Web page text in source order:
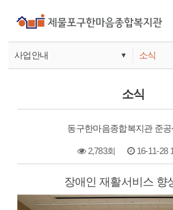
사업안내 ▼
기관안내
소식
서비스
소식
동구한마음종합복지관 준공
2,783회 16-11-28
장애인 재활서비스 향